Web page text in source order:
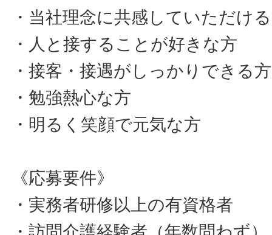
・当社理念に共感していただけ
・人と接することが好きな方
・接客・接遇がしっかりできる方
・勉強熱心な方
・明るく笑顔で元気な方
《応募要件》
・実務者研修以上の有資格者